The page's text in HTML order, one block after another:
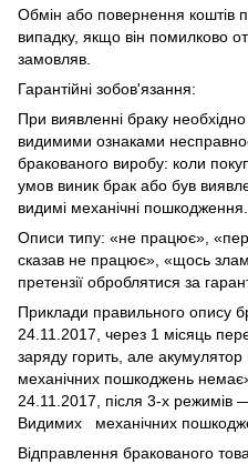
Обмін або повернення
випадку, якщо він помилково
замовляв.
Гарантійні зобов'язання:
При виявленні браку
видимими ознаками
бракованого виробу: коли
умов виник брак або був
видимі механічні пошкодження.
Описи типу: «не працює»,
сказав не працює», «щось
претензії оброблятися за
Приклади правильного опису
24.11.2017, через 1 місяць
заряду горить, але акумулятор
механічних пошкоджень
24.11.2017, після 3-х
Видимих механічних
Відправлення бракованого